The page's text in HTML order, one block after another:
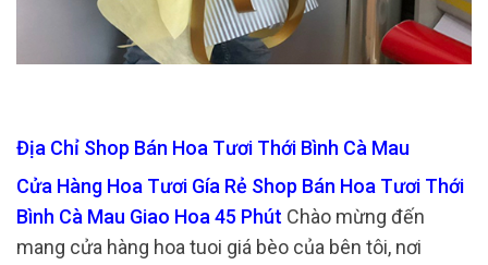
Địa Chỉ Shop Bán Hoa Tươi Thới Bình Cà Mau
Cửa Hàng Hoa Tươi Gía Rẻ Shop Bán Hoa Tươi Thới
Bình Cà Mau Giao Hoa 45 Phút Chào mừng đến
mang cửa hàng hoa tuoi giá bèo của bên tôi, nơi